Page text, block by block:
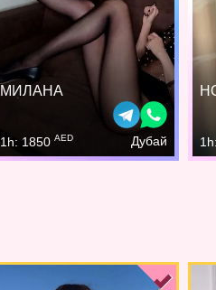
МИЛАНА
1h: 1850 AED Дубай